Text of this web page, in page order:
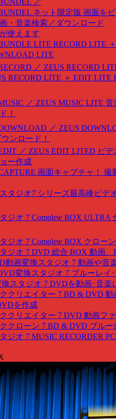
／
ネット限定版 画面を
・音楽検索／ダウンロード
使えます
LITE RECORD LITE
LITE
／ ZEUS RECORD
RECORD LITE ＋ EDIT LITE
／ ZEUS MUSIC LITE 音
！
／ ZEUS
ンロード！
／ ZEUS EDIT LITED ビ
ー作成
画面キャプチャ！ 撮
ジオ 7 Complete BOX ULTRA
ジオ 7 Complete BOX クロー
ジオ 7 DVD 総合 BOX 動画、
動画変換スタジオ 7 動画や音
変換スタジオ 7 ブルーレイ
スタジオ 7 DVDを動画･音楽
クリエイター 7 BD & DVD 動
を作成
クリエイター 7 DVD 動画フ
クローン 7 BD & DVD ブルー
ジオ 7 MUSIC RECORDER